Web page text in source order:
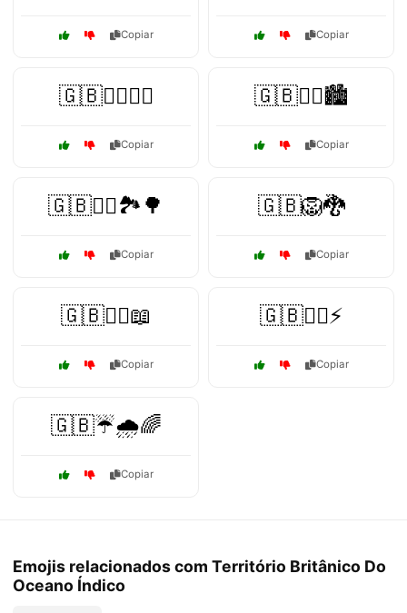
Copiar Copiar
🇬🇧🚴‍♂️🚵‍♀️
Copiar
🇬🇧🚶‍♀️🏙️
Copiar
🇬🇧🚶‍♂️🏞️🌳
Copiar
🇬🇧🦁🐉
Copiar
🇬🇧🧙‍♂️📖
Copiar
🇬🇧🧙‍♂️⚡
Copiar
🇬🇧☔🌧️🌈
Copiar
Emojis relacionados com Território Britânico Do
Oceano Índico